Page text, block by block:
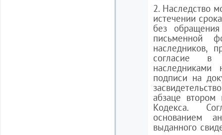
2. Наследство
истечении
без
письменной
наследников,
согласие в
наследниками
подписи на
абзаце втором
Кодекса.
основанием
выданного